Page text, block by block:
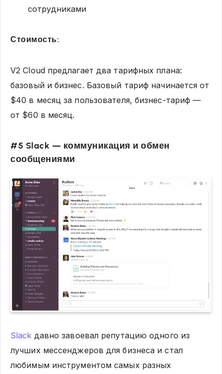
сотрудниками
Стоимость:
V2 Cloud предлагает два тарифных плана:
базовый и бизнес. Базовый тариф начинается от
$40 в месяц за пользователя, бизнес-тариф —
от $60 в месяц.
#5 Slack — коммуникация и обмен
сообщениями
Slack давно завоевал репутацию одного из
лучших мессенджеров для бизнеса и стал
любимым инструментом самых разных